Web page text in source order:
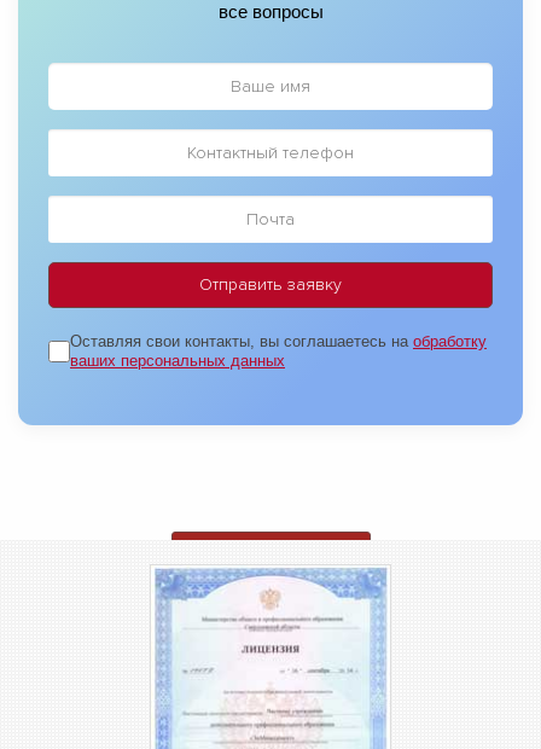
все вопросы
Оставляя свои контакты, вы соглашаетесь на обработку
ваших персональных данных